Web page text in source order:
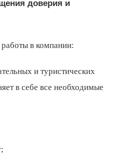
доверия и
в компании:
и туристических
в себе все необходимые